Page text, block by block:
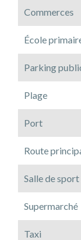
Commerces
École
Parking
Plage
Port
Route
Salle de sport
Supermarché
Taxi